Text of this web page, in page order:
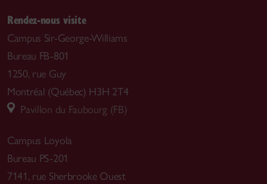
Rendez-nous visite
Campus Sir-George-Williams
Bureau FB-801
1250, rue Guy
Montréal (Québec) H3H 2T4
Pavillon du Faubourg (FB)
Campus Loyola
Bureau PS-201
7141, rue Sherbrooke Ouest